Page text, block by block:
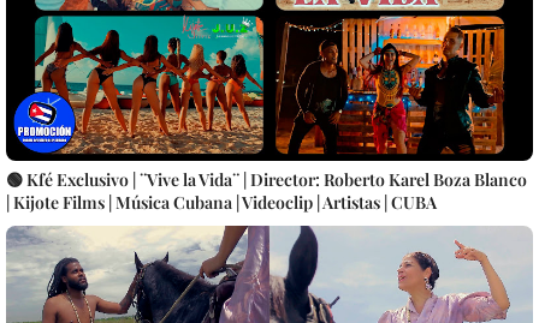
🟢 Kfé Exclusivo | ¨Vive la Vida¨ | Director: Roberto Karel Boza Blanco
| Kijote Films | Música Cubana | Videoclip | Artistas | CUBA